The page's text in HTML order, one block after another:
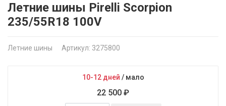
Летние шины Pirelli Scorpion
235/55R18 100V
Летние шины Артикул: 3275800
10-12 дней / мало
22 500 ₽